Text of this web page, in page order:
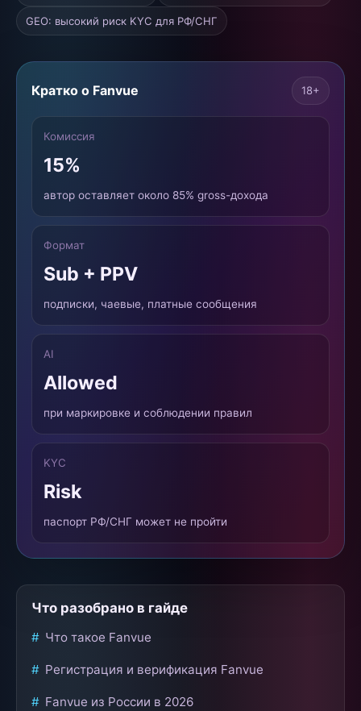
GEO: высокий риск KYC для РФ/СНГ
Кратко о Fanvue 18+
Комиссия
15%
автор оставляет около 85% gross-дохода
Формат
Sub + PPV
подписки, чаевые, платные сообщения
AI
Allowed
при маркировке и соблюдении правил
KYC
Risk
паспорт РФ/СНГ может не пройти
Что разобрано в гайде
Что такое Fanvue
Регистрация и верификация Fanvue
Fanvue из России в 2026